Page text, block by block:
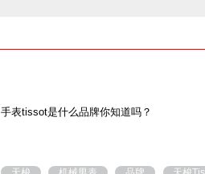
手表tissot是什么品牌你知道吗？